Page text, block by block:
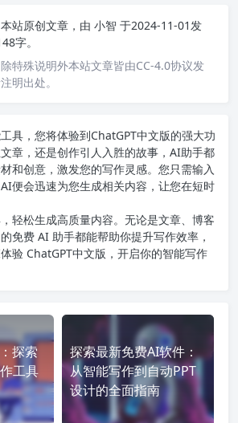
本站原创文章，由 小智 于2024-11-01发
字。
除特殊说明外本站文章皆由CC-4.0协议发
明出处。
具，您将体验到ChatGPT中文版的强大功
章，还是创作引人入胜的故事，AI助手都
和创意，激发您的写作灵感。您只需输入
便会迅速为您生成相关内容，让您在短时
轻松生成高质量内容。无论是文章、博客
免费 AI 助手都能帮助你提升写作效率，
验 ChatGPT中文版 ，开启你的智能写作
探索
工具
探索最新免费AI软件：
从智能写作到自动PPT
设计的全面指南